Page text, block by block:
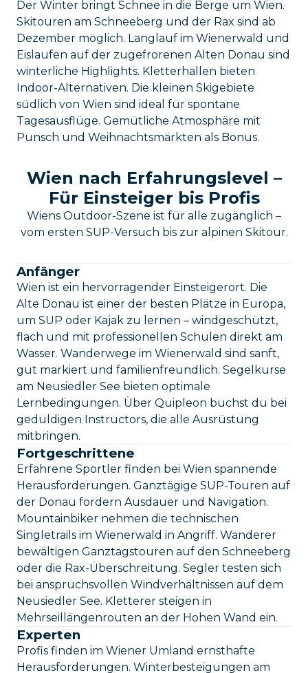
Der Winter bringt Schnee in die Berge um Wien.
Skitouren am Schneeberg und der Rax sind ab
Dezember möglich. Langlauf im Wienerwald und
Eislaufen auf der zugefrorenen Alten Donau sind
winterliche Highlights. Kletterhallen bieten
Indoor-Alternativen. Die kleinen Skigebiete
südlich von Wien sind ideal für spontane
Tagesausflüge. Gemütliche Atmosphäre mit
Punsch und Weihnachtsmärkten als Bonus.
Wien nach Erfahrungslevel –
Für Einsteiger bis Profis
Wiens Outdoor-Szene ist für alle zugänglich –
vom ersten SUP-Versuch bis zur alpinen Skitour.
Anfänger
Wien ist ein hervorragender Einsteigerort. Die
Alte Donau ist einer der besten Plätze in Europa,
um SUP oder Kajak zu lernen – windgeschützt,
flach und mit professionellen Schulen direkt am
Wasser. Wanderwege im Wienerwald sind sanft,
gut markiert und familienfreundlich. Segelkurse
am Neusiedler See bieten optimale
Lernbedingungen. Über Quipleon buchst du bei
geduldigen Instructors, die alle Ausrüstung
mitbringen.
Fortgeschrittene
Erfahrene Sportler finden bei Wien spannende
Herausforderungen. Ganztägige SUP-Touren auf
der Donau fordern Ausdauer und Navigation.
Mountainbiker nehmen die technischen
Singletrails im Wienerwald in Angriff. Wanderer
bewältigen Ganztagstouren auf den Schneeberg
oder die Rax-Überschreitung. Segler testen sich
bei anspruchsvollen Windverhältnissen auf dem
Neusiedler See. Kletterer steigen in
Mehrseillängenrouten an der Hohen Wand ein.
Experten
Profis finden im Wiener Umland ernsthafte
Herausforderungen. Winterbesteigungen am